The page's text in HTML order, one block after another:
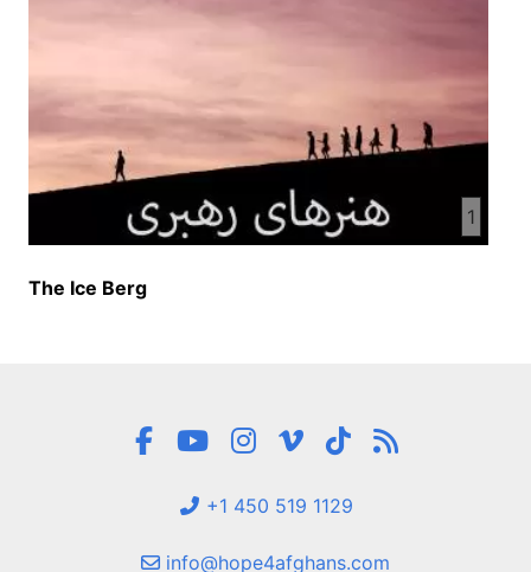
1
The Ice Berg
+1 450 519 1129
info@hope4afghans.com